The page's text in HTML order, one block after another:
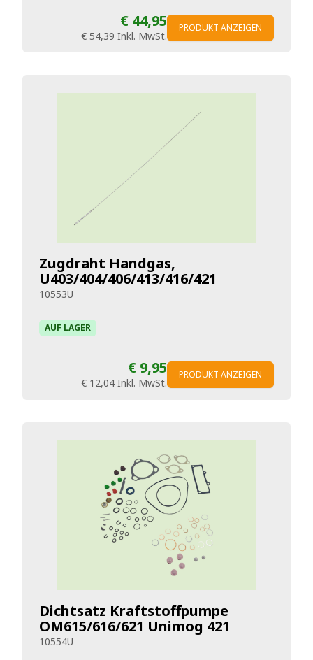
€ 44,95
€ 54,39 Inkl. MwSt.
PRODUKT ANZEIGEN
Zugdraht Handgas,
U403/404/406/413/416/421
10553U
AUF LAGER
€ 9,95
€ 12,04 Inkl. MwSt.
PRODUKT ANZEIGEN
Dichtsatz Kraftstoffpumpe
OM615/616/621 Unimog 421
10554U